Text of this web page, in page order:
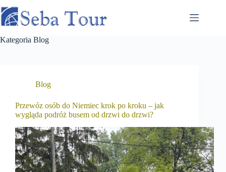
do
treści
Kategoria Blog
Blog
Przewóz osób do Niemiec krok po kroku – jak
wygląda podróż busem od drzwi do drzwi?